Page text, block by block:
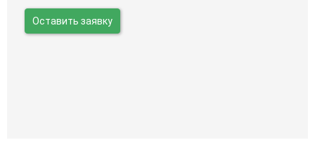
Оставить заявку